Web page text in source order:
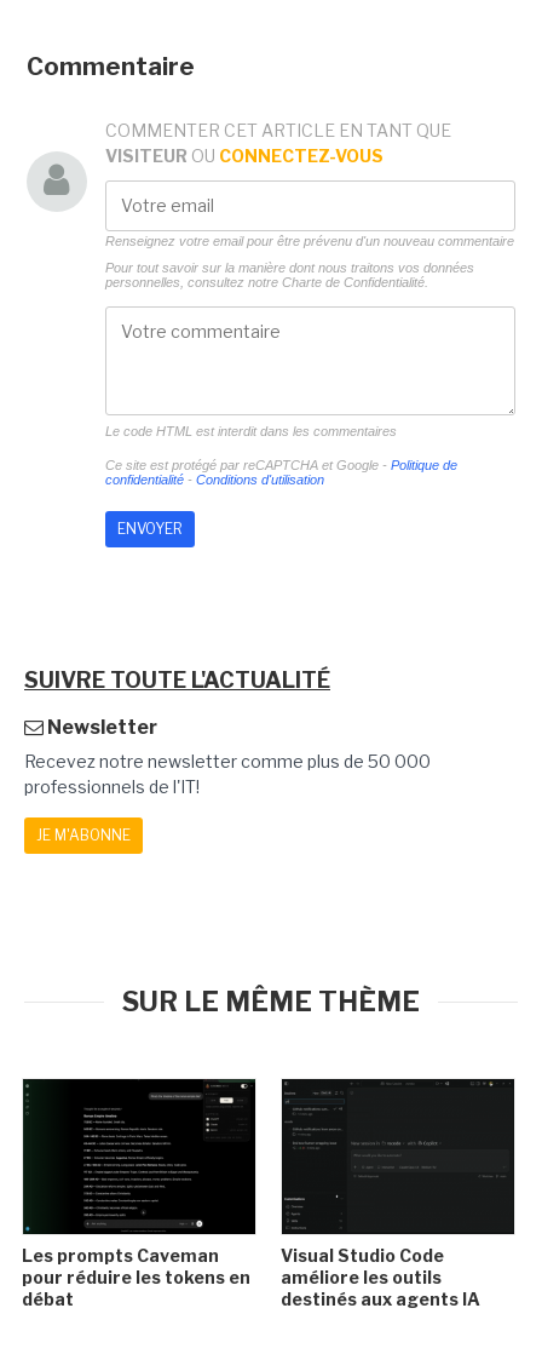
Commentaire
COMMENTER CET ARTICLE EN TANT QUE
VISITEUR OU CONNECTEZ-VOUS
Renseignez votre email pour être prévenu d'un nouveau commentaire
Pour tout savoir sur la manière dont nous traitons vos données
personnelles, consultez notre Charte de Confidentialité.
Le code HTML est interdit dans les commentaires
Ce site est protégé par reCAPTCHA et Google - Politique de
confidentialité- Conditions d'utilisation
SUIVRE TOUTE L'ACTUALITÉ
Newsletter
Recevez notre newsletter comme plus de 50 000
professionnels de l'IT!
JE M'ABONNE
SUR LE MÊME THÈME
Les prompts Caveman
pour réduire les tokens en
débat
Visual Studio Code
améliore les outils
destinés aux agents IA